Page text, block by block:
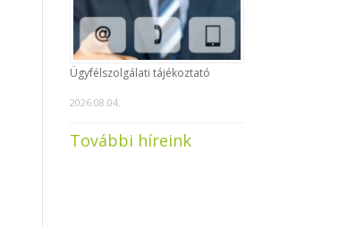
Ügyfélszolgálati tájékoztató
2026.08.04.
További híreink